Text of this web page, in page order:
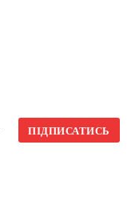
ПІДПИСАТИСЬ